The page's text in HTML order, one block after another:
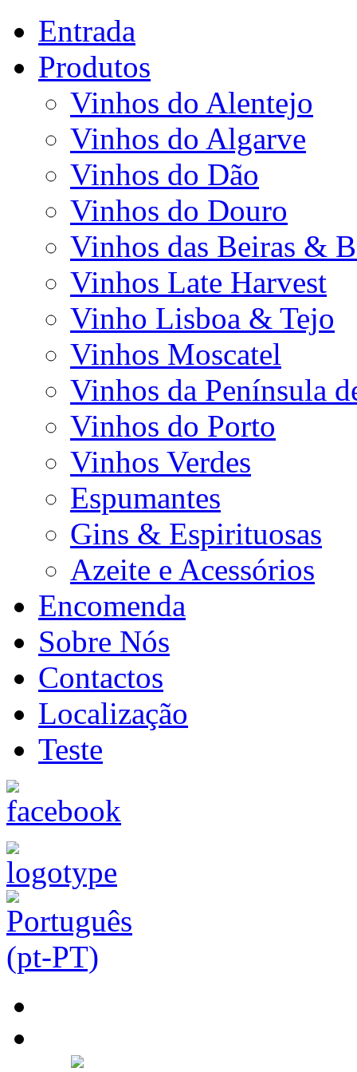
Entrada
Produtos
Vinhos do Alentejo
Vinhos do Algarve
Vinhos do Dão
Vinhos do Douro
Vinhos das Beiras &
Vinhos Late Harvest
Vinho Lisboa & Tejo
Vinhos Moscatel
Vinhos da Península
Vinhos do Porto
Vinhos Verdes
Espumantes
Gins & Espirituosas
Azeite e Acessórios
Encomenda
Sobre Nós
Contactos
Localização
Teste